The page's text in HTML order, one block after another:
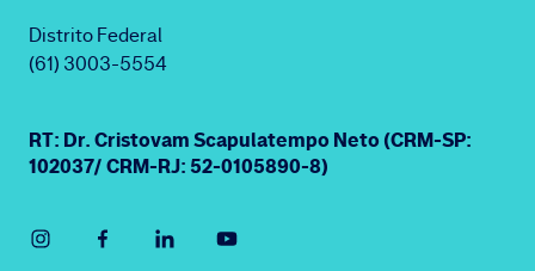
Distrito Federal
(61) 3003-5554
RT: Dr. Cristovam Scapulatempo Neto (CRM-SP:
102037/ CRM-RJ: 52-0105890-8)